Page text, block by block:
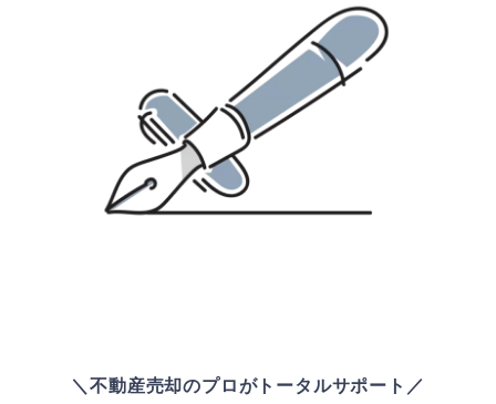
＼不動産売却のプロがトータルサポート／